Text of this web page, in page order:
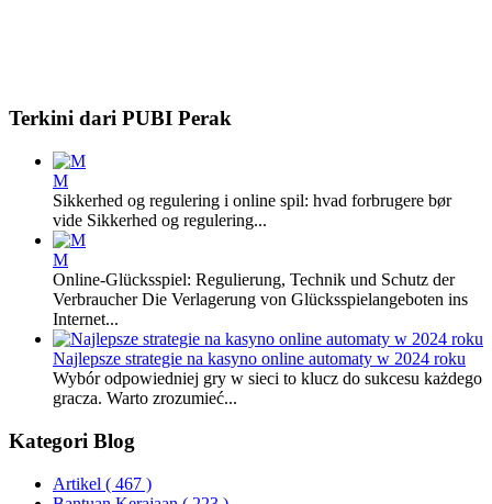
Terkini dari PUBI Perak
M
Sikkerhed og regulering i online spil: hvad forbrugere bør
vide Sikkerhed og regulering...
M
Online-Glücksspiel: Regulierung, Technik und Schutz der
Verbraucher Die Verlagerung von Glücksspielangeboten ins
Internet...
Najlepsze strategie na kasyno online automaty w 2024 roku
Wybór odpowiedniej gry w sieci to klucz do sukcesu każdego
gracza. Warto zrozumieć...
Kategori Blog
Artikel ( 467 )